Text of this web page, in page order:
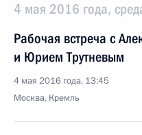
4 мая 2016 года,
Рабочая встреча с
и Юрием Трутневым
4 мая 2016 года, 13:45
Москва, Кремль